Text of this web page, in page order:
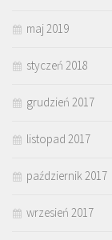
maj 2019
styczeń 2018
grudzień 2017
listopad 2017
październik 2017
wrzesień 2017